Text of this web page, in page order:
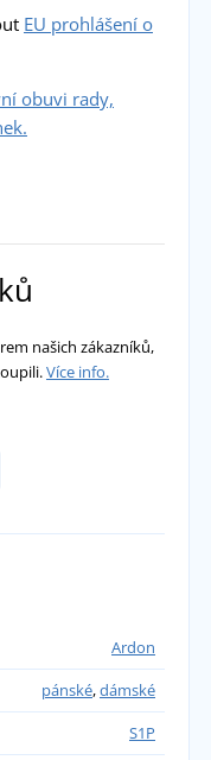
EU prohlášení o
obuvi rady,
našich zákazníků,
Více info.
Ardon
pánské,dámské
S1P